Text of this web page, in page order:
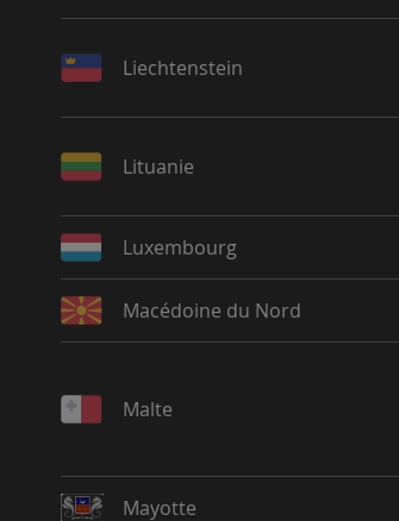
Liechtenstein
Lituanie
Luxembourg
Macédoine du Nord
Malte
Mayotte